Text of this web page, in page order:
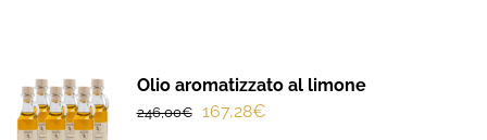
Il mio account
Olio aromatizzato al limone
246,00€
Il
167,28€Il